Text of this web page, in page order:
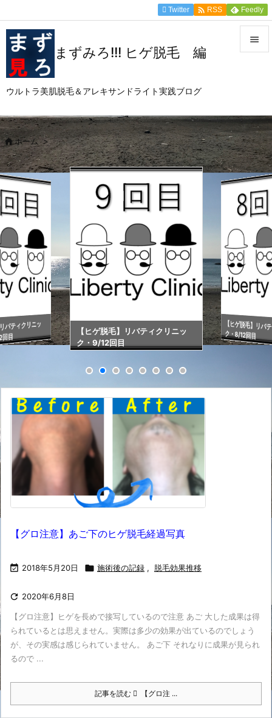
まずみろ!!! ヒゲ脱毛 編
ウルトラ美肌脱毛＆アレキサンドライト実践ブログ


前へ

次へ

検索
Twitter  RSS Feedly
ホーム >
ティクリニッ
【ヒゲ脱毛】リバティクリニッ
ク・8/12回目
【ヒゲ脱毛】リ
ク・6＆7/12回目
【グロ注意】あご下のヒゲ脱毛経過写真
 2018年5月20日  施術後の記録 , 脱毛効果推移
 2020年6月8日
【グロ注意】ヒゲを長めで接写しているので注意 あご 大した成果は得
られているとは思えません。実際は多少の効果が出ているのでしょう
が、その実感は感じられていません。 あご下 それなりに成果が見られ
るので ...
記事を読む 【グロ注 ...